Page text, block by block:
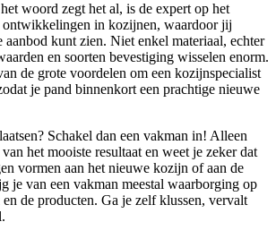
woord zegt het al, is de expert op het
ontwikkelingen in kozijnen, waardoor jij
aanbod kunt zien. Niet enkel materiaal, echter
en soorten bevestiging wisselen enorm.
de grote voordelen om een kozijnspecialist
je pand binnenkort een prachtige nieuwe
Schakel dan een vakman in! Alleen
het mooiste resultaat en weet je zeker dat
vormen aan het nieuwe kozijn of aan de
je van een vakman meestal waarborging op
de producten. Ga je zelf klussen, vervalt